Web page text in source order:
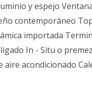
y espejo
contemporáneo
importada
In - Situ o
aire acondicionado